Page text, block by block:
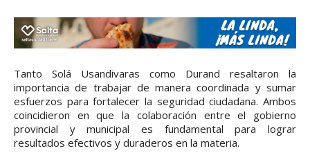
Tanto Solá Usandivaras como Durand resaltaron la
importancia de trabajar de manera coordinada y sumar
esfuerzos para fortalecer la seguridad ciudadana. Ambos
coincidieron en que la colaboración entre el gobierno
provincial y municipal es fundamental para lograr
resultados efectivos y duraderos en la materia.